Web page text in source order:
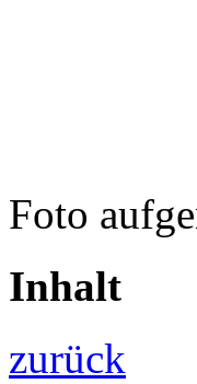
Foto
Inhalt
zurück